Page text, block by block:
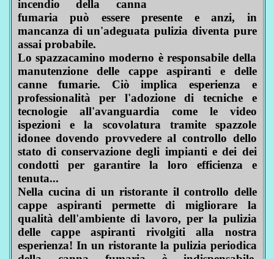
incendio della canna
fumaria può essere presente e anzi, in
mancanza di un'adeguata pulizia diventa pure
assai probabile.
Lo spazzacamino moderno è responsabile della
manutenzione delle cappe aspiranti e delle
canne fumarie. Ciò implica esperienza e
professionalità per l'adozione di tecniche e
tecnologie all'avanguardia come le video
ispezioni e la scovolatura tramite spazzole
idonee dovendo provvedere al controllo dello
stato di conservazione degli impianti e dei dei
condotti per garantire la loro efficienza e
tenuta...
Nella cucina di un ristorante il controllo delle
cappe aspiranti permette di migliorare la
qualità dell'ambiente di lavoro, per la pulizia
delle cappe aspiranti rivolgiti alla nostra
esperienza! In un ristorante la pulizia periodica